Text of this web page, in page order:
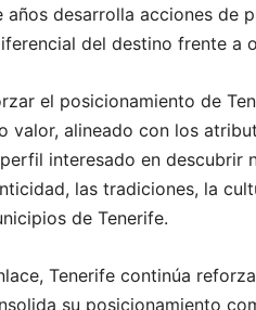
años desarrolla acciones de
del destino frente a
el posicionamiento de
valor, alineado con los
interesado en descubrir
las tradiciones, la
de Tenerife.
Tenerife continúa
su posicionamiento